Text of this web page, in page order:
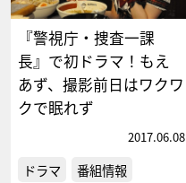
『警視庁・捜査一課
長』で初ドラマ！もえ
あず、撮影前日はワクワ
クで眠れず
2017.06.08
ドラマ
番組情報